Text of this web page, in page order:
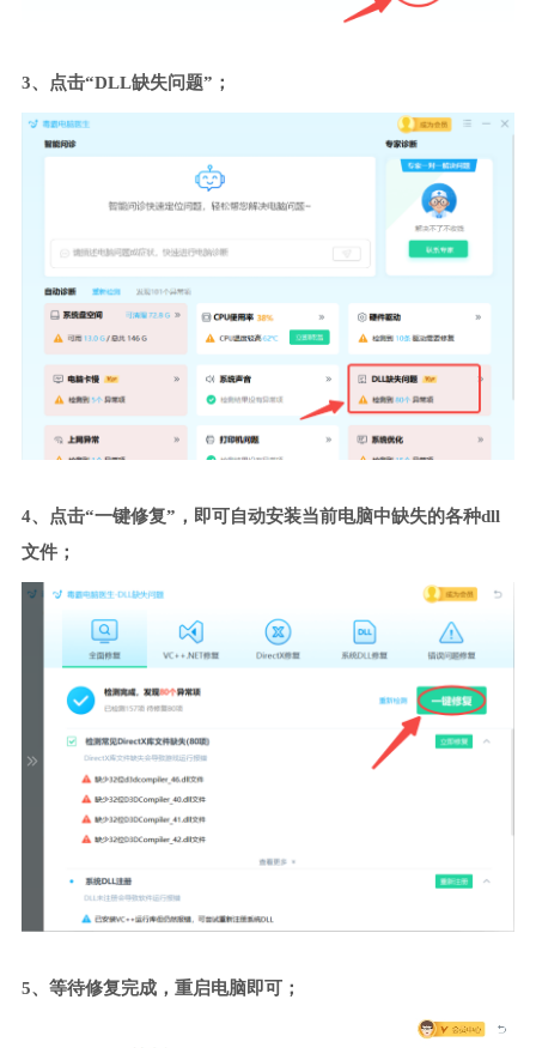
3、点击“DLL缺失问题”；
4、点击“一键修复”，即可自动安装当前电脑中缺失的各种dll
文件；
5、等待修复完成，重启电脑即可；